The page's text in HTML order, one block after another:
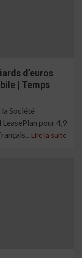
d’euros
| Temps
la Société
LeasePlan pour 4,9
Lire la suite